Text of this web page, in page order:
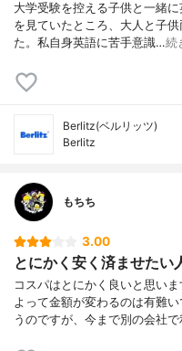
大学受験を控える子供と一緒
を見ていたところ、大人と子
た。私自身英語に苦手意識…続
Berlitz(ベルリッツ)
Berlitz
もちち
3.00
とにかく安く済ませたい
コスパはとにかく良いと思い
よって金額が変わるのは有難
うのですが、今まで別の会社